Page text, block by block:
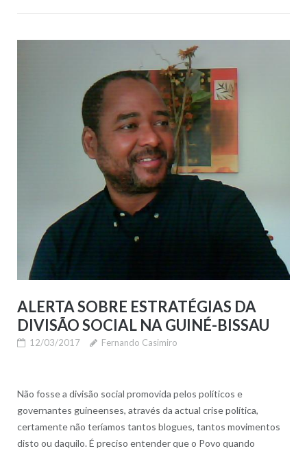
ALERTA SOBRE ESTRATÉGIAS DA
DIVISÃO SOCIAL NA GUINÉ-BISSAU
12/03/2017 Fernando Casimiro
Não fosse a divisão social promovida pelos políticos e
governantes guineenses, através da actual crise política,
certamente não teríamos tantos blogues, tantos movimentos
disto ou daquilo. É preciso entender que o Povo quando